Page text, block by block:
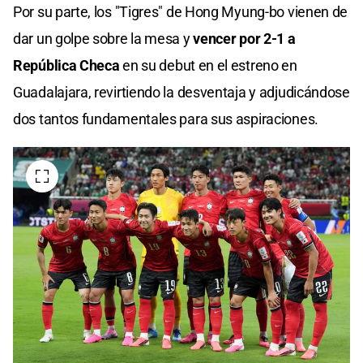
Por su parte, los "Tigres" de Hong Myung-bo vienen de
dar un golpe sobre la mesa yvencer por 2-1 a
República Checaen su debut en el estreno en
Guadalajara, revirtiendo la desventaja y adjudicándose
dos tantos fundamentales para sus aspiraciones.